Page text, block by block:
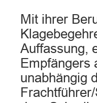
Mit ihrer
Auffassung,
Empfängers
unabhängig